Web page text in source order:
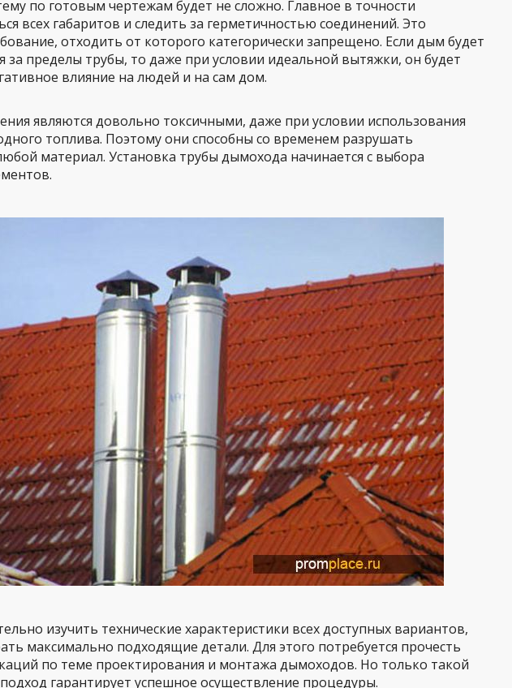
по готовым чертежам будет не сложно. Главное в точности
всех габаритов и следить за герметичностью соединений. Это
отходить от которого категорически запрещено. Если дым будет
за пределы трубы, то даже при условии идеальной вытяжки, он будет
влияние на людей и на сам дом.
являются довольно токсичными, даже при условии использования
топлива. Поэтому они способны со временем разрушать
материал. Установка трубы дымохода начинается с выбора
изучить технические характеристики всех доступных вариантов,
максимально подходящие детали. Для этого потребуется прочесть
по теме проектирования и монтажа дымоходов. Но только такой
гарантирует успешное осуществление процедуры.